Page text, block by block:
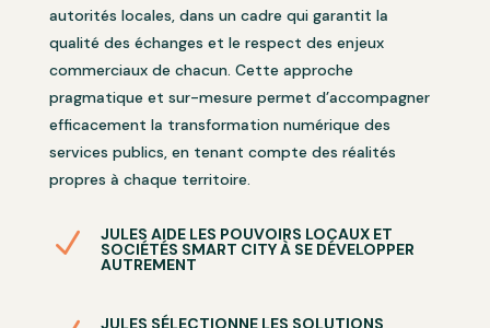
autorités locales, dans un cadre qui garantit la
qualité des échanges et le respect des enjeux
commerciaux de chacun. Cette approche
pragmatique et sur-mesure permet d’accompagner
efficacement la transformation numérique des
services publics, en tenant compte des réalités
propres à chaque territoire.
N JULES AIDE LES POUVOIRS LOCAUX ET
SOCIÉTÉS SMART CITY À SE DÉVELOPPER
AUTREMENT
JULES SÉLECTIONNE LES SOLUTIONS